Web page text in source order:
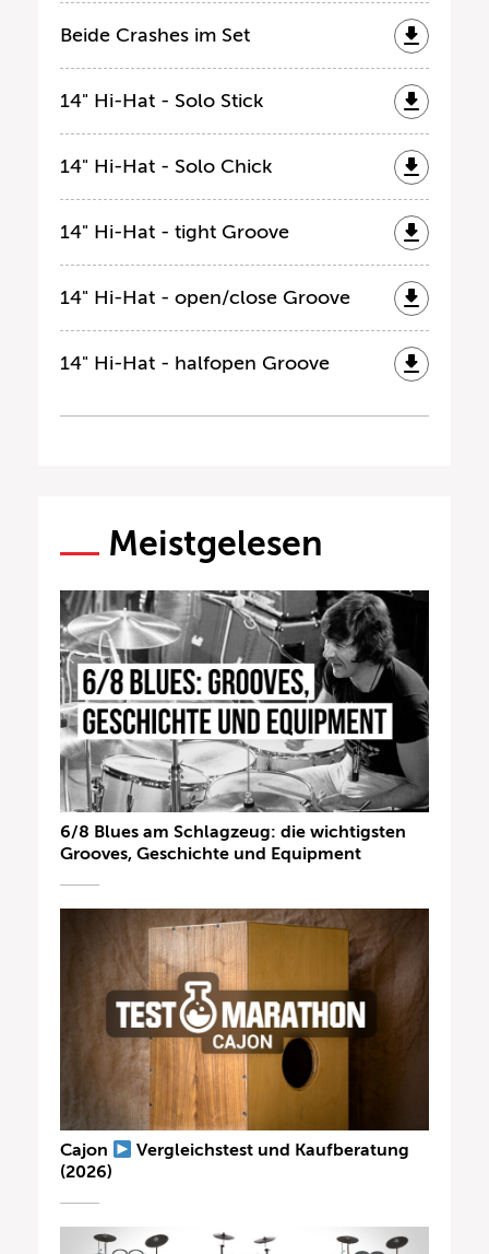
Beide Crashes im Set
14" Hi-Hat - Solo Stick
14" Hi-Hat - Solo Chick
14" Hi-Hat - tight Groove
14" Hi-Hat - open/close Groove
14" Hi-Hat - halfopen Groove
Meistgelesen
6/8 Blues am Schlagzeug: die wichtigsten
Grooves, Geschichte und Equipment
Cajon
Vergleichstest und Kaufberatung
(2026)